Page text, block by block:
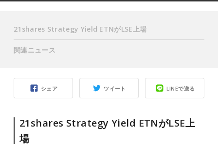
シェア ツイート LINEで送る
21shares Strategy Yield ETNがLSE上
場
21shares Strategy Yield ETNがLSE上場
関連ニュース